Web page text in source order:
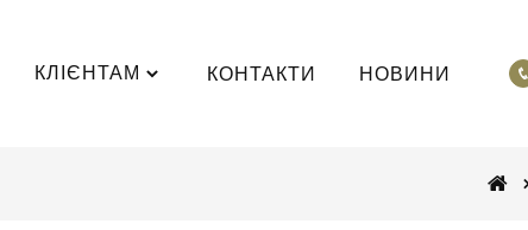
КЛІЄНТАМ КОНТАКТИ НОВИНИ